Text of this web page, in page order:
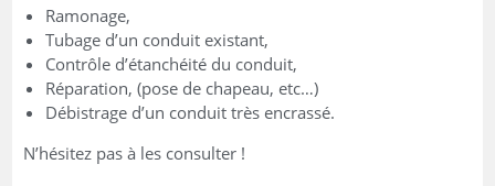
Ramonage,
Tubage d’un conduit existant,
Contrôle d’étanchéité du conduit,
Réparation, (pose de chapeau, etc…)
Débistrage d’un conduit très encrassé.
N’hésitez pas à les consulter !